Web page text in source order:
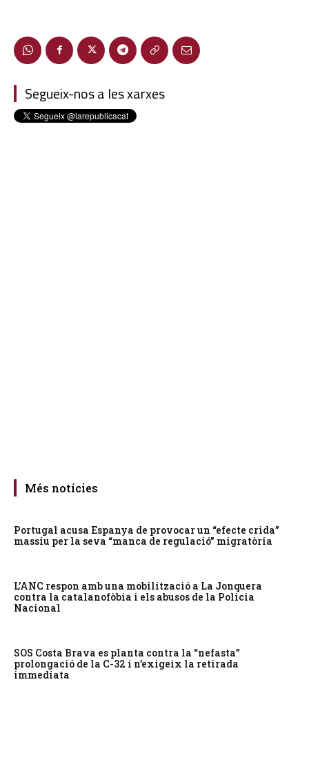
Segueix-nos a les xarxes
Més notícies
Portugal acusa Espanya de provocar un “efecte crida”
massiu per la seva “manca de regulació” migratòria
L’ANC respon amb una mobilització a La Jonquera
contra la catalanofòbia i els abusos de la Policia
Nacional
SOS Costa Brava es planta contra la “nefasta”
prolongació de la C-32 i n’exigeix la retirada
immediata